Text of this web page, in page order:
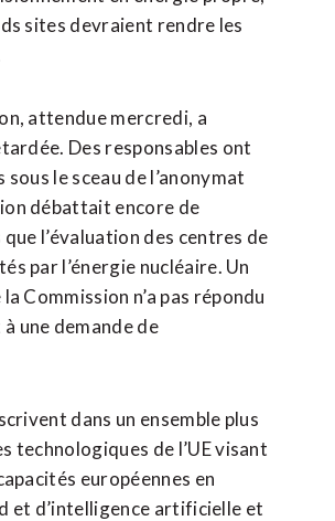
sites devraient rendre les
attendue ​mercredi, a
Des responsables ont
le sceau de l’anonymat
débattait encore ​de
l’évaluation des centres de
par l’énergie nucléaire. Un
Commission n’a pas répondu
une demande de
dans un ensemble plus
technologiques de l’UE visant
européennes en
et d’intelligence artificielle et